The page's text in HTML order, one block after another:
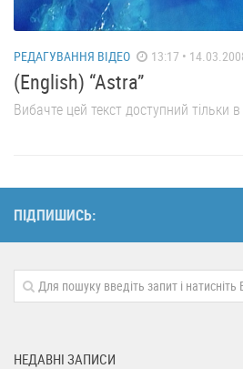
РЕДАГУВАННЯ ВІДЕО 13:17 •
(English) “Astra”
Вибачте цей текст доступний тільки в
ПІДПИШИСЬ:
НЕДАВНІ ЗАПИСИ